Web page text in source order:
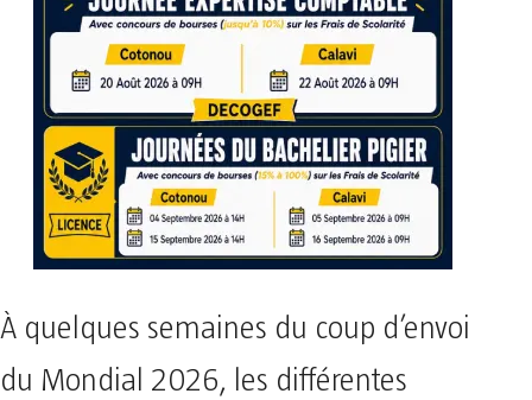
À quelques semaines du coup d’envoi
du Mondial 2026, les différentes